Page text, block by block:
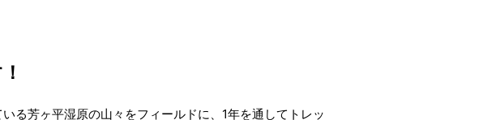
る芳ヶ平湿原の山々をフィールドに、1年を通してトレッ